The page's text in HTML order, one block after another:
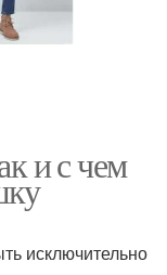
и с чем
исключительно